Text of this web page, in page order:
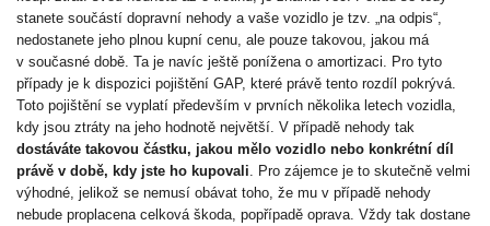
stanete součástí dopravní nehody a vaše vozidlo je tzv. „na odpis“,
nedostanete jeho plnou kupní cenu, ale pouze takovou, jakou má
v současné době. Ta je navíc ještě ponížena o amortizaci. Pro tyto
případy je k dispozici pojištění GAP, které právě tento rozdíl pokrývá.
Toto pojištění se vyplatí především v prvních několika letech vozidla,
kdy jsou ztráty na jeho hodnotě největší. V případě nehody tak
dostáváte takovou částku, jakou mělo vozidlo nebo konkrétní díl
právě v době, kdy jste ho kupovali. Pro zájemce je to skutečně velmi
výhodné, jelikož se nemusí obávat toho, že mu v případě nehody
nebude proplacena celková škoda, popřípadě oprava. Vždy tak dostane